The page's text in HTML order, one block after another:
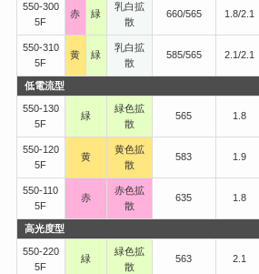
550-300
5F
赤 緑
乳白拡
散
660/565 1.8/2.1
550-310
5F
黄 緑
乳白拡
散
585/565 2.1/2.1
低電流型
550-130
5F
緑
緑色拡
散
565 1.8
550-120
5F
黄
黄色拡
散
583 1.9
550-110
5F
赤
赤色拡
散
635 1.8
高光度型
550-220
5F
緑
緑色拡
散
563 2.1